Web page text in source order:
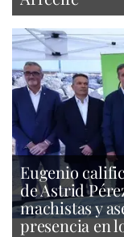
Eugenio
de Astrid
machistas y
presencia en